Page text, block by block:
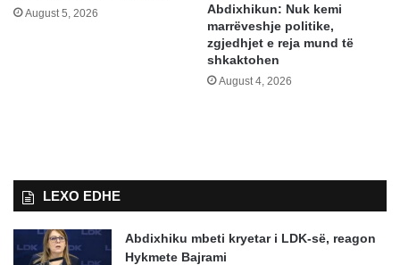
August 5, 2026
Abdixhikun: Nuk kemi
marrëveshje politike,
zgjedhjet e reja mund të
shkaktohen
August 4, 2026
LEXO EDHE
Abdixhiku mbeti kryetar i LDK-së, reagon
Hykmete Bajrami